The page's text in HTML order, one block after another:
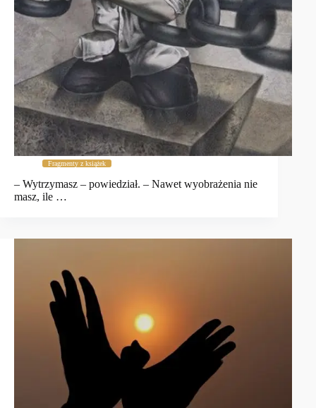
Fragmenty z książek
– Wytrzymasz – powiedział. – Nawet wyobrażenia nie
masz, ile …